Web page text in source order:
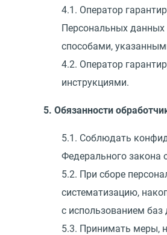
4.1. Оператор
Персональных данных
способами,
4.2. Оператор
инструкциями.
5. Обязанности
5.1. Соблюдать
Федерального закона
5.2. При сборе
систематизацию,
с использованием
5.3. Принимать меры,